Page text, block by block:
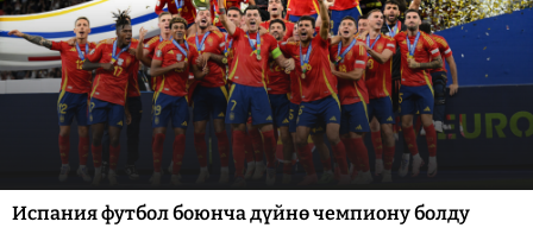
Испания футбол боюнча дүйнө чемпиону болду